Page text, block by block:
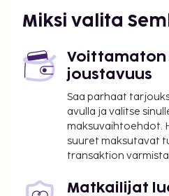
Miksi valita
Voittamaton
joustavuus
Saa parhaat
avulla ja valitse
maksuvaihtoehdot.
suuret maksutavat
transaktion
Matkailijat